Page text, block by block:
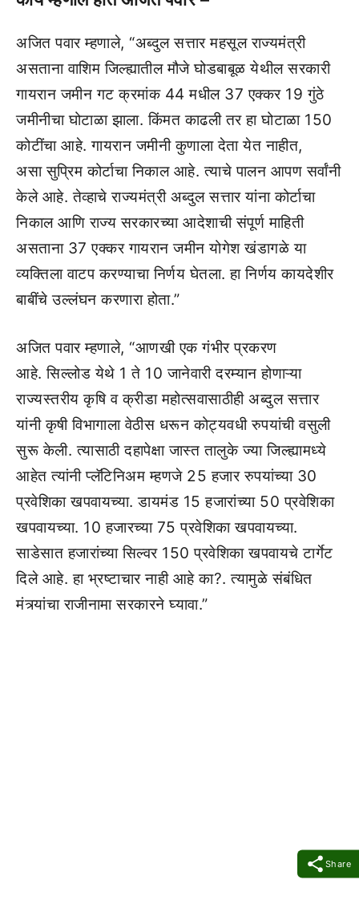
Share
अजित पवार म्हणाले, “अब्दुल सत्तार महसूल राज्यमंत्री
असताना वाशिम जिल्ह्यातील मौजे घोडबाबूळ येथील सरकारी
गायरान जमीन गट क्रमांक 44 मधील 37 एक्कर 19 गुंठे
जमीनीचा घोटाळा झाला. किंमत काढली तर हा घोटाळा 150
कोटींचा आहे. गायरान जमीनी कुणाला देता येत नाहीत,
असा सुप्रिम कोर्टाचा निकाल आहे. त्याचे पालन आपण सर्वांनी
केले आहे. तेव्हाचे राज्यमंत्री अब्दुल सत्तार यांना कोर्टाचा
निकाल आणि राज्य सरकारच्या आदेशाची संपूर्ण माहिती
असताना 37 एक्कर गायरान जमीन योगेश खंडागळे या
व्यक्तिला वाटप करण्याचा निर्णय घेतला. हा निर्णय कायदेशीर
बाबींचे उल्लंघन करणारा होता.”
अजित पवार म्हणाले, “आणखी एक गंभीर प्रकरण
आहे. सिल्लोड येथे 1 ते 10 जानेवारी दरम्यान होणाऱ्या
राज्यस्तरीय कृषि व क्रीडा महोत्सवासाठीही अब्दुल सत्तार
यांनी कृषी विभागाला वेठीस धरून कोट्यवधी रुपयांची वसुली
सुरू केली. त्यासाठी दहापेक्षा जास्त तालुके ज्या जिल्ह्यामध्ये
आहेत त्यांनी प्लॅटिनिअम म्हणजे 25 हजार रुपयांच्या 30
प्रवेशिका खपवायच्या. डायमंड 15 हजारांच्या 50 प्रवेशिका
खपवायच्या. 10 हजारच्या 75 प्रवेशिका खपवायच्या.
साडेसात हजारांच्या सिल्वर 150 प्रवेशिका खपवायचे टार्गेट
दिले आहे. हा भ्रष्टाचार नाही आहे का?. त्यामुळे संबंधित
मंत्र्यांचा राजीनामा सरकारने घ्यावा.”